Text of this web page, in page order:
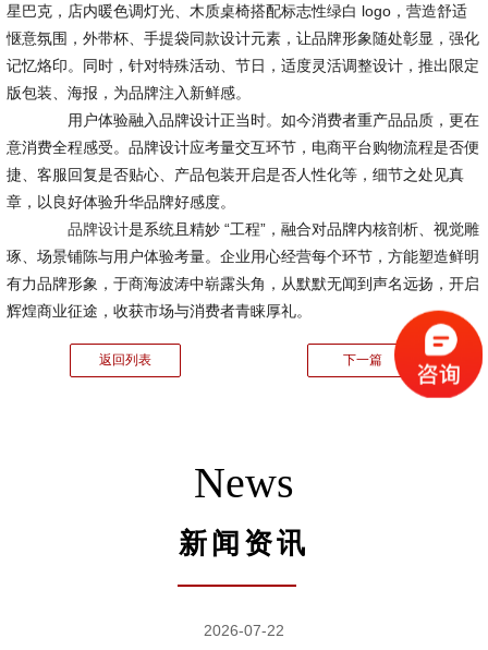
星巴克，店内暖色调灯光、木质桌椅搭配标志性绿白 logo，营造舒适
惬意氛围，外带杯、手提袋同款设计元素，让品牌形象随处彰显，强化
记忆烙印。同时，针对特殊活动、节日，适度灵活调整设计，推出限定
版包装、海报，为品牌注入新鲜感。
用户体验融入品牌设计正当时。如今消费者重产品品质，更在
意消费全程感受。品牌设计应考量交互环节，电商平台购物流程是否便
捷、客服回复是否贴心、产品包装开启是否人性化等，细节之处见真
章，以良好体验升华品牌好感度。
品牌设计是系统且精妙 “工程”，融合对品牌内核剖析、视觉雕
琢、场景铺陈与用户体验考量。企业用心经营每个环节，方能塑造鲜明
有力品牌形象，于商海波涛中崭露头角，从默默无闻到声名远扬，开启
辉煌商业征途，收获市场与消费者青睐厚礼。
返回列表 下一篇
News
新闻资讯
2026-07-22